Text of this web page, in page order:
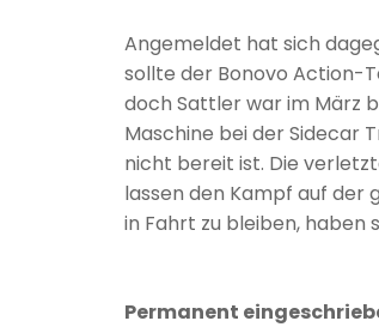
Angemeldet hat sich
sollte der Bonovo Action-
doch Sattler war im März
Maschine bei der Sidecar
nicht bereit ist. Die
lassen den Kampf auf der
in Fahrt zu bleiben, haben
Permanent